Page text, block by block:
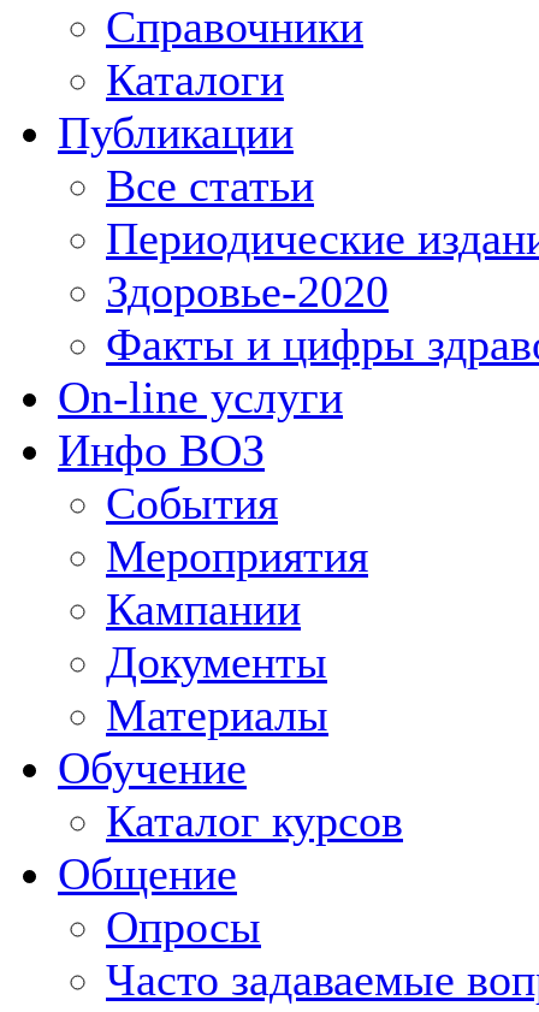
Справочники
Каталоги
Публикации
Все статьи
Периодические
Здоровье-2020
Факты и цифры
On-line услуги
Инфо ВОЗ
События
Мероприятия
Кампании
Документы
Материалы
Обучение
Каталог курсов
Общение
Опросы
Часто задаваемые